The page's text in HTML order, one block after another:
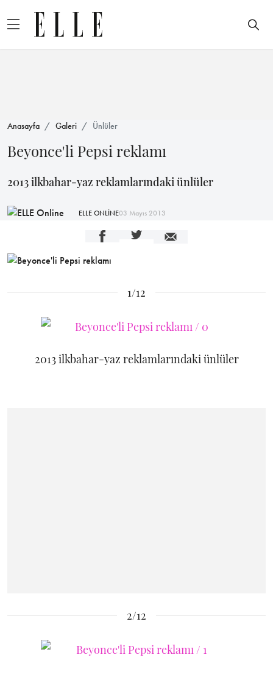
Anasayfa Galeri Ünlüler
Beyonce'li Pepsi reklamı
2013 ilkbahar-yaz reklamlarındaki ünlüler
ELLE ONLİNE03 Mayıs 2013
1/12
2013 ilkbahar-yaz reklamlarındaki ünlüler
2/12